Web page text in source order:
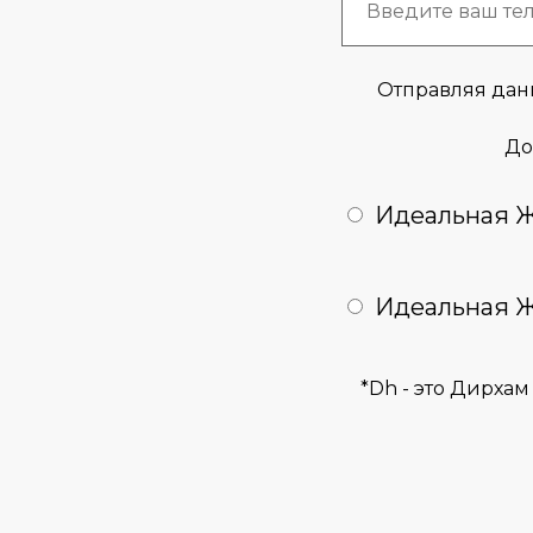
Отправляя
Идеальная
Идеальная
*Dh - это